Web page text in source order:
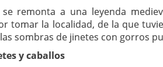
se remonta a una leyenda
tomar la localidad, de la que
sombras de jinetes con gorros
y caballos